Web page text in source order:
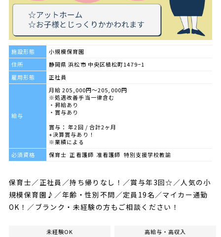
施設形態
小規模保育園
住所
静岡県 浜松市 中央区植松町1479−1
雇用形態
正社員
給与
月給 205,000円～205,000円
※処遇改善手当一律含む
・昇給あり
・賞与あり
賞与： 年2回 / 合計2ヶ月
+決算賞与あり！
※業績による
必須資格
保育士 正看護師 准看護師 特別支援学校教諭
保育士／正社員／持ち帰りなし！／賞与年3回☆／人気の小
規模保育園♪／年齢・性別不問／定員19名／マイカー通勤
OK！／ブランク・未経験の方もご相談ください！
未経験OK 高給与・高収入